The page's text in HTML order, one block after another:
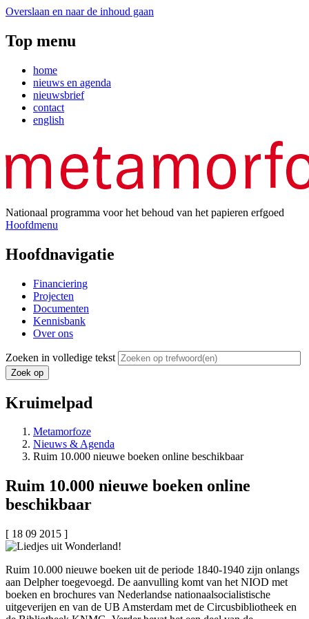
Overslaan en naar de inhoud gaan
Top menu
home
nieuws en agenda
nieuwsbrief
contact
english
Nationaal programma voor het behoud van het papieren erfgoed
Hoofdmenu
Hoofdnavigatie
Financiering
Projecten
Documenten
Kennisbank
Over ons
Zoeken in volledige tekst
Kruimelpad
Metamorfoze
Nieuws & Agenda
Ruim 10.000 nieuwe boeken online beschikbaar
Ruim 10.000 nieuwe boeken online
beschikbaar
[ 18 09 2015 ]
Ruim 10.000 nieuwe boeken uit de periode 1840-1940 zijn onlangs
aan Delpher toegevoegd. De aanvulling komt van het NIOD met
boeken en brochures van Nederlandse nationaalsocialistische
uitgeverijen en van de UB Amsterdam met de Circusbibliotheek en